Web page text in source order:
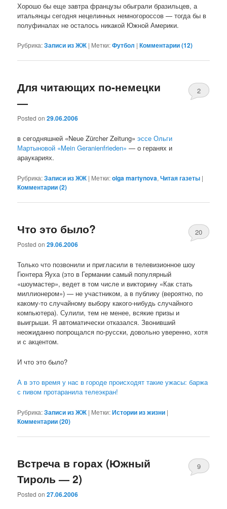
Хорошо бы еще завтра французы обыграли бразильцев, а
итальянцы сегодня нецелинных немногороссов — тогда бы в
полуфиналах не осталось никакой Южной Америки.
Рубрика:Записи из ЖЖ | Метки:Футбол |Комментарии (12)
Для читающих по-немецки
—
Posted on29.06.2006
2
в сегодняшней «Neue Zürcher Zeitung»эссе Ольги
Мартыновой «Mein Geranienfrieden» — о геранях и
араукариях.
Рубрика:Записи из ЖЖ | Метки:olga martynova,Читая газеты |
Комментарии (2)
Что это было?
Posted on29.06.2006
20
Только что позвонили и пригласили в телевизионное шоу
Гюнтера Яуха (это в Германии самый популярный
«шоумастер», ведет в том числе и викторину «Как стать
миллионером») — не участником, а в публику (вероятно, по
какому-то случайному выбору какого-нибудь случайного
компьютера). Сулили, тем не менее, всякие призы и
выигрыши. Я автоматически отказался. Звонивший
неожиданно попрощался по-русски, довольно уверенно, хотя
и с акцентом.
И что это было?
А в это время у нас в городе происходят такие ужасы: баржа
с пивом протаранила телеэкран!
Рубрика:Записи из ЖЖ | Метки:Истории из жизни |
Комментарии (20)
Встреча в горах (Южный
Тироль — 2)
Posted on27.06.2006
9